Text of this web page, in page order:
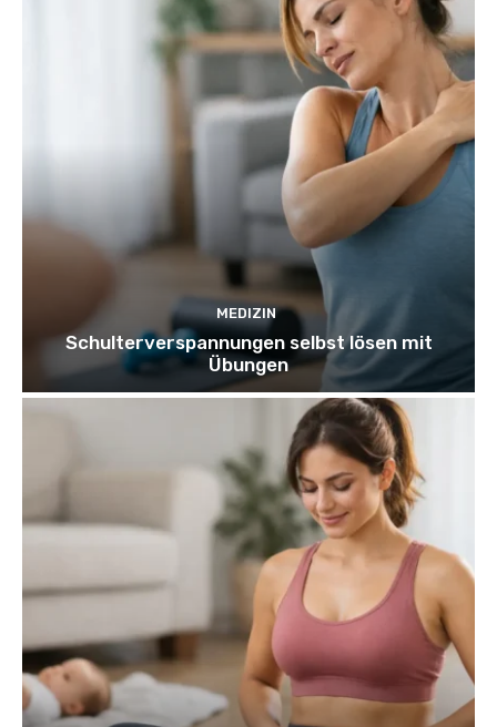
MEDIZIN
Schulterverspannungen selbst lösen mit
Übungen